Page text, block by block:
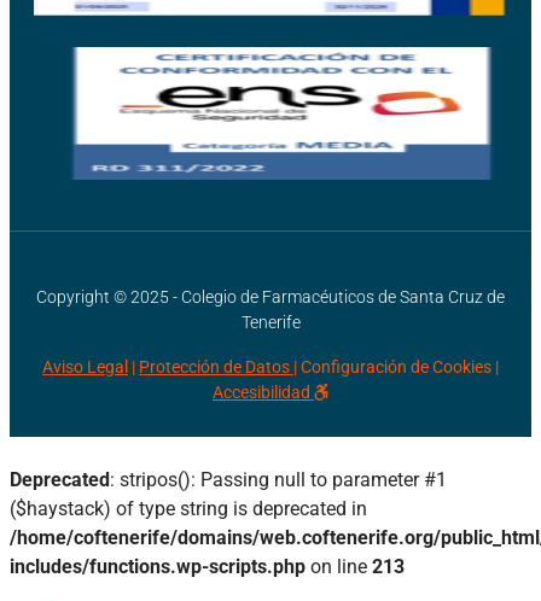
Copyright © 2025 - Colegio de Farmacéuticos de Santa Cruz de
Tenerife
Aviso Legal | Protección de Datos |Configuración de Cookies |
Accesibilidad
Deprecated: stripos(): Passing null to parameter #1
($haystack) of type string is deprecated in
/home/coftenerife/domains/web.coftenerife.org/
includes/functions.wp-scripts.php on line 213